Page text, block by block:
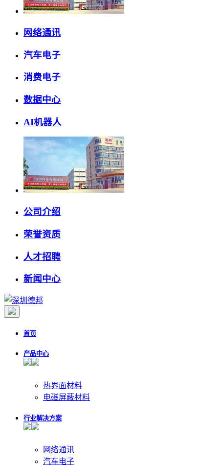
网络通讯
汽车电子
消费电子
数据中心
AI机器人
公司介绍
荣誉资质
人才招聘
新闻中心
首页
产品中心
热界面材料
电磁屏蔽材料
行业解决方案
网络通讯
汽车电子